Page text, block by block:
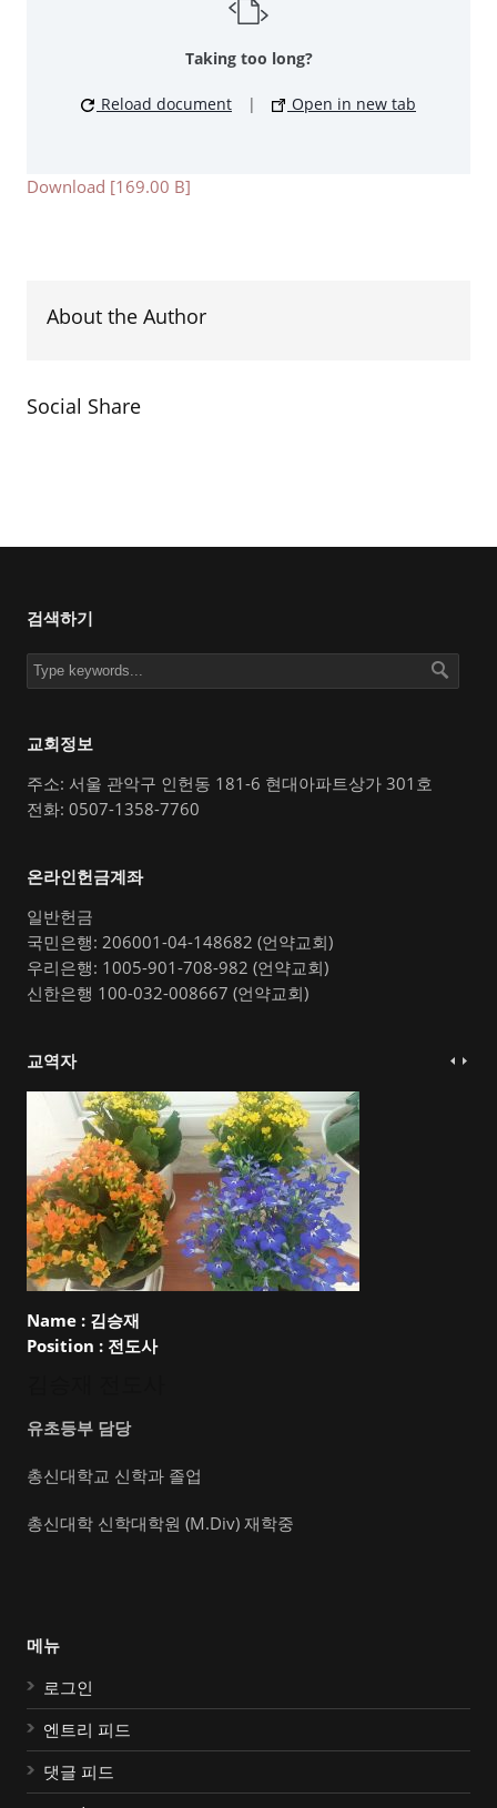
Taking too long?
Reload document | Open in new tab
Download [169.00 B]
About the Author
Social Share
검색하기
교회정보
주소: 서울 관악구 인헌동 181-6 현대아파트상가 301호
전화: 0507-1358-7760
온라인헌금계좌
일반헌금
국민은행: 206001-04-148682 (언약교회)
우리은행: 1005-901-708-982 (언약교회)
신한은행 100-032-008667 (언약교회)
교역자
Name : 김승재
Position : 전도사
유초등부 담당
총신대학교 신학과 졸업
총신대학 신학대학원 (M.Div) 재학중
메뉴
로그인
엔트리 피드
댓글 피드